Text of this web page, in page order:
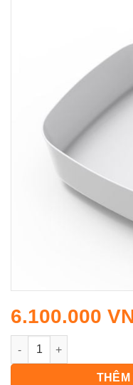
6.100.000
Chậu rửa lavabo đặt